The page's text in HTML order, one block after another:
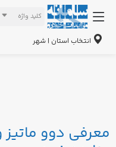
کلید واژه
انتخاب استان | شهر
معرفی دوو ماتیز